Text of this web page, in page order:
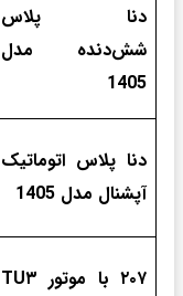
دنا پلاس
شش‌دنده‌‌ مدل
1405
دنا پلاس اتوماتیک
آپشنال مدل 1405
۲۰۷ با موتور TU۳